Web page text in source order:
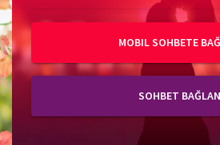
MOBIL SOHBETE
SOHBET BAĞLAN